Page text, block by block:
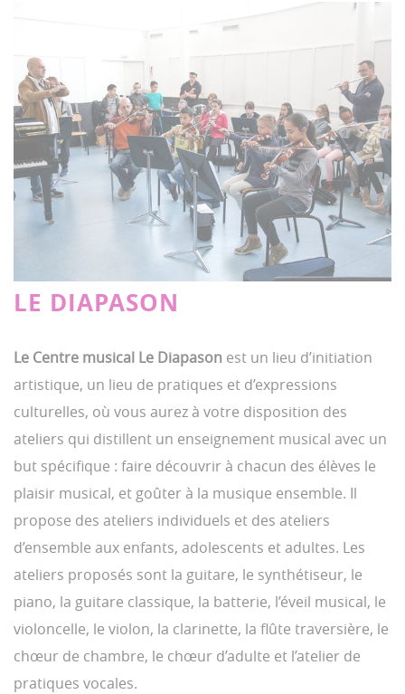
LE DIAPASON
Le Centre musical Le Diapason est un lieu d’initiation
artistique, un lieu de pratiques et d’expressions
culturelles, où vous aurez à votre disposition des
ateliers qui distillent un enseignement musical avec un
but spécifique : faire découvrir à chacun des élèves le
plaisir musical, et goûter à la musique ensemble. Il
propose des ateliers individuels et des ateliers
d’ensemble aux enfants, adolescents et adultes. Les
ateliers proposés sont la guitare, le synthétiseur, le
piano, la guitare classique, la batterie, l’éveil musical, le
violoncelle, le violon, la clarinette, la flûte traversière, le
chœur de chambre, le chœur d’adulte et l’atelier de
pratiques vocales.